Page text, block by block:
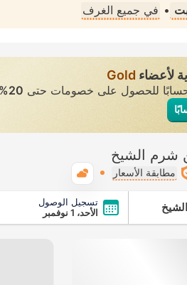
• في جميع الغرف
لأعضاء Gold
للحصول على خصومات حتى 20%
شرم الشيخ
مطابقة الأسعار
تسجيل الوصول
الأحد، 1 نوفمبر